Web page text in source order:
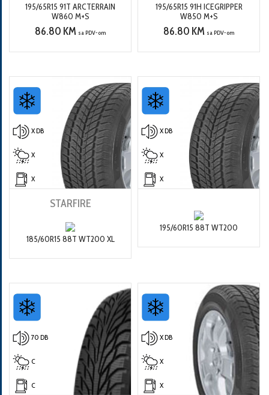
195/65R15 91T ARCTERRAIN
W860 M+S
86.80 KM sa PDV-om
195/65R15 91H ICEGRIPPER
W850 M+S
86.80 KM sa PDV-om
X DB
X
X
STARFIRE
185/60R15 88T WT200 XL
X DB
X
X
195/60R15 88T WT200
70 DB
C
C
X DB
X
X